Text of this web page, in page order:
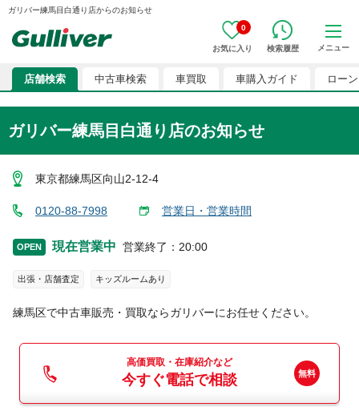
ガリバー練馬目白通り店からのお知らせ
0
お気に入り 検索履歴 メニュー
店舗検索 中古車検索 車買取 車購入ガイド ローン
ガリバー練馬目白通り店のお知らせ
東京都練馬区向山2-12-4
0120-88-7998 営業日・営業時間
OPEN 現在営業中 営業終了 ： 20:00
出張・店舗査定 キッズルームあり
練馬区で中古車販売・買取ならガリバーにお任せください。
高価買取・在庫紹介など
今すぐ電話で相談